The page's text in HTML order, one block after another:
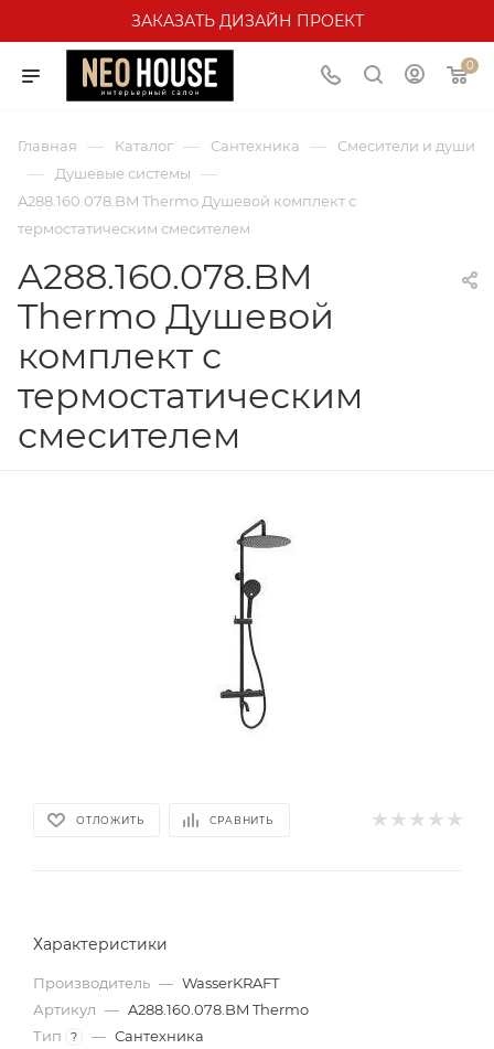
ЗАКАЗАТЬ ДИЗАЙН ПРОЕКТ
0
Главная — Каталог — Сантехника — Смесители и души
— Душевые системы —
A288.160.078.BM Thermo Душевой комплект с
термостатическим смесителем
A288.160.078.BM
Thermo Душевой
комплект с
термостатическим
смесителем
ОТЛОЖИТЬ СРАВНИТЬ
Характеристики
Производитель — WasserKRAFT
Артикул — A288.160.078.BM Thermo
Тип
? — Сантехника